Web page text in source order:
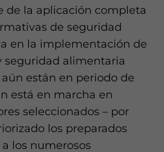
de la aplicación completa
de seguridad
en la implementación de
seguridad alimentaria
están en periodo de
está en marcha en
seleccionados – por
los preparados
los numerosos